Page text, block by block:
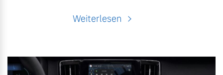
Weiterlesen